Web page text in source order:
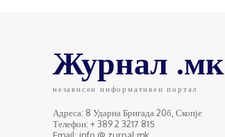
Журнал .мк
независен информативен портал
Адреса: 8 Ударна Бригада 20б, Скопје
Телефон: + 389 2 3217 815